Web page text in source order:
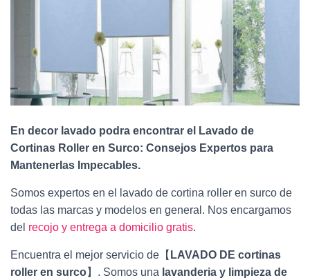
En decor lavado podra encontrar el Lavado de
Cortinas Roller en Surco: Consejos Expertos para
Mantenerlas Impecables.
Somos expertos en el lavado de cortina roller en surco de
todas las marcas y modelos en general. Nos encargamos
del recojo y entrega a domicilio gratis.
Encuentra el mejor servicio de【 LAVADO DE cortinas
roller en surco】. Somos una lavanderia y limpieza de